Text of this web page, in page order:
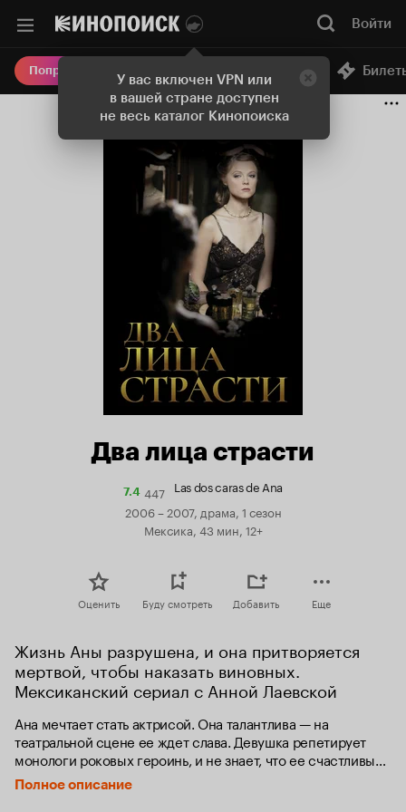
У вас включен VPN или
в вашей стране доступен
не весь каталог Кинопоиска
Войти
Попробовать Плюс Онлайн-кинотеатр
Два лица страсти
7.4Рейтинг
Кинопоиска
447 Las dos caras de Ana
2006 – 2007, драма, 1 сезон
Мексика, 43 мин, 12+
Оценить Буду смотреть Добавить Еще
Жизнь Аны разрушена, и она притворяется
мертвой, чтобы наказать виновных.
Мексиканский сериал с Анной Лаевской
Ана мечтает стать актрисой. Она талантлива — на
театральной сцене ее ждет слава. Девушка репетирует
монологи роковых героинь, и не знает, что ее счастливый
мир вот-вот рухнет — в результате автокатастрофы её брат
становится инвалидом. Мать, которую брат и сестра
Полное описание